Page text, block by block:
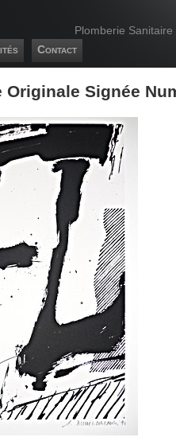
Signée
Plomberie
Contact